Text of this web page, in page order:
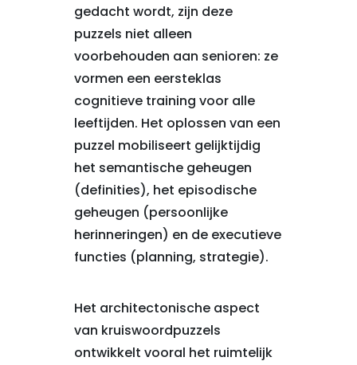
gedacht wordt, zijn deze
puzzels niet alleen
voorbehouden aan senioren: ze
vormen een eersteklas
cognitieve training voor alle
leeftijden. Het oplossen van een
puzzel mobiliseert gelijktijdig
het semantische geheugen
(definities), het episodische
geheugen (persoonlijke
herinneringen) en de executieve
functies (planning, strategie).
Het architectonische aspect
van kruiswoordpuzzels
ontwikkelt vooral het ruimtelijk